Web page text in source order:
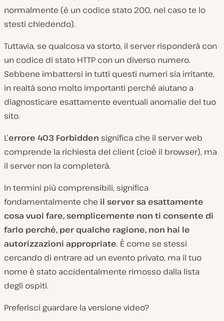
normalmente (è un codice stato 200, nel caso te lo
stesti chiedendo).
Tuttavia, se qualcosa va storto, il server risponderà con
un codice di stato HTTP con un diverso numero.
Sebbene imbattersi in tutti questi numeri sia irritante,
in realtà sono molto importanti perché aiutano a
diagnosticare esattamente eventuali anomalie del tuo
sito.
L’errore 403 Forbidden significa che il server web
comprende la richiesta del client (cioè il browser), ma
il server non la completerà.
In termini più comprensibili, significa
fondamentalmente che il server sa esattamente
cosa vuoi fare, semplicemente non ti consente di
farlo perché, per qualche ragione, non hai le
autorizzazioni appropriate. È come se stessi
cercando di entrare ad un evento privato, ma il tuo
nome è stato accidentalmente rimosso dalla lista
degli ospiti.
Preferisci guardare la versione video?